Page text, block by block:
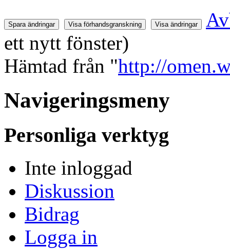
ett nytt fönster)
Hämtad från "http://
Navigeringsmeny
Personliga verktyg
Inte inloggad
Diskussion
Bidrag
Logga in